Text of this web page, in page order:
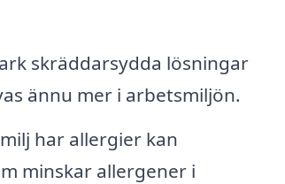
skräddarsydda lösningar
ännu mer i arbetsmiljön.
har allergier kan
minskar allergener i